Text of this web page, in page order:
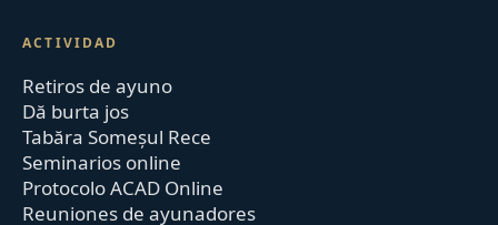
ACTIVIDAD
Retiros de ayuno
Dă burta jos
Tabăra Someșul Rece
Seminarios online
Protocolo ACAD Online
Reuniones de ayunadores